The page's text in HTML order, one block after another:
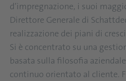
d’impregnazione, i suoi
Direttore Generale di
realizzazione dei piani di
Si è concentrato su una
basata sulla filosofia
continuo orientato al cliente.